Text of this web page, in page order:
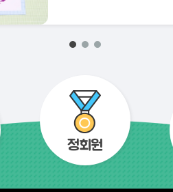
정회원